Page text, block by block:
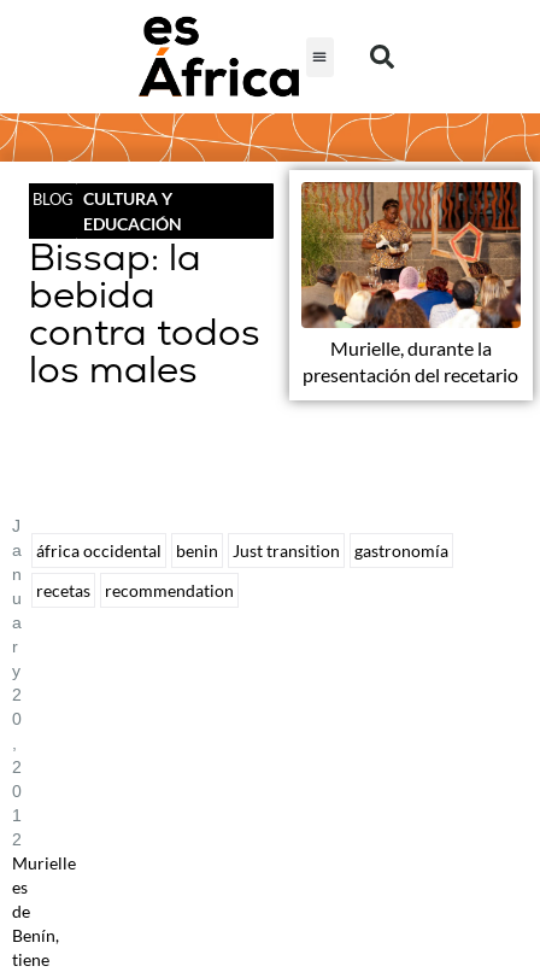
BLOG CULTURA Y
EDUCACIÓN
Bissap: la
bebida
contra todos
los males
Murielle, durante la
presentación del recetario
J
A
N
U
A
R
Y
2
0
2
0
1
2
Murielle
es
de
Benín,
tiene
áfrica occidental benin Just transition
gastronomía
recetas
recommendation